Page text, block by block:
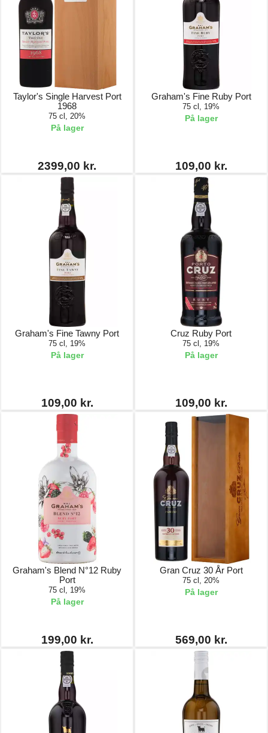
Taylor's Single Harvest Port
1968
75 cl, 20%
På lager
2399,00 kr.
Graham's Fine Ruby Port
75 cl, 19%
På lager
109,00 kr.
Graham's Fine Tawny Port
75 cl, 19%
På lager
109,00 kr.
Cruz Ruby Port
75 cl, 19%
På lager
109,00 kr.
Graham's Blend N°12 Ruby
Port
75 cl, 19%
På lager
199,00 kr.
Gran Cruz 30 År Port
75 cl, 20%
På lager
569,00 kr.